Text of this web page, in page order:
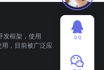
发框架，使用
，目前被广泛应
ＱＱ